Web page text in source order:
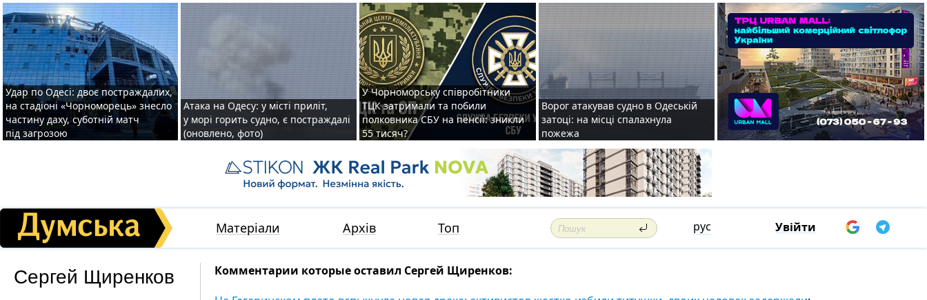
Удар по Одесі: двоє постраждалих,
на стадіоні «Чорноморець» знесло
частину даху, суботній матч
під загрозою
Атака на Одесу: у місті приліт,
у морі горить судно, є постраждалі
(оновлено, фото)
У Чорноморську співробітники
ТЦК затримали та побили
полковника СБУ на пенсії: зникли
55 тисяч?
Ворог атакував судно в Одеській
затоці: на місці спалахнула
пожежа
Матеріали Архів Топ рус Увійти
Сергей Щиренков
Комментарии которые оставил Сергей Щиренков: